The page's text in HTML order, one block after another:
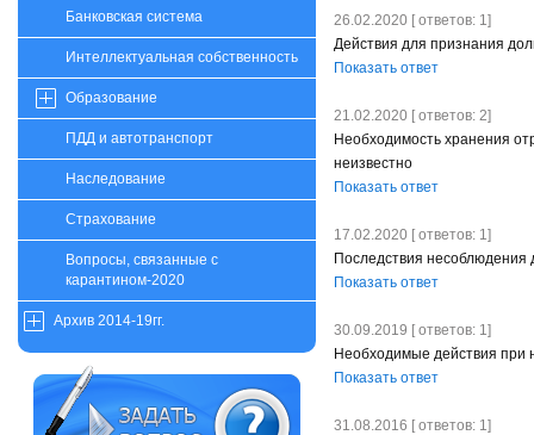
Банковская система
Интеллектуальная собственность
Образование
ПДД и автотранспорт
Наследование
Страхование
Вопросы, связанные с
карантином-2020
Архив 2014-19гг.
26.02.2020 [ ответов: 1]
Действия для признания
Показать ответ
21.02.2020 [ ответов: 2]
Необходимость хранения
неизвестно
Показать ответ
17.02.2020 [ ответов: 1]
Последствия несоблюдения
Показать ответ
30.09.2019 [ ответов: 1]
Необходимые действия при
Показать ответ
31.08.2016 [ ответов: 1]